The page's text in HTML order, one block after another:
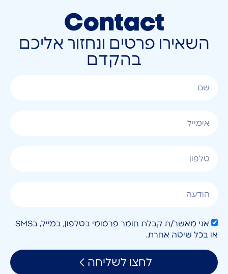
Contact
השאירו פרטים ונחזור אליכם
בהקדם
אני מאשר/ת קבלת חומר פרסומי בטלפון, במייל, בSMS
או בכל שיטה אחרת.
לחצו לשליחה